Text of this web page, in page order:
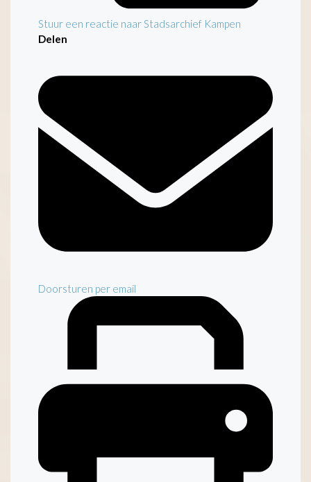
Stuur een reactie naar Stadsarchief Kampen
Delen
Doorsturen per email